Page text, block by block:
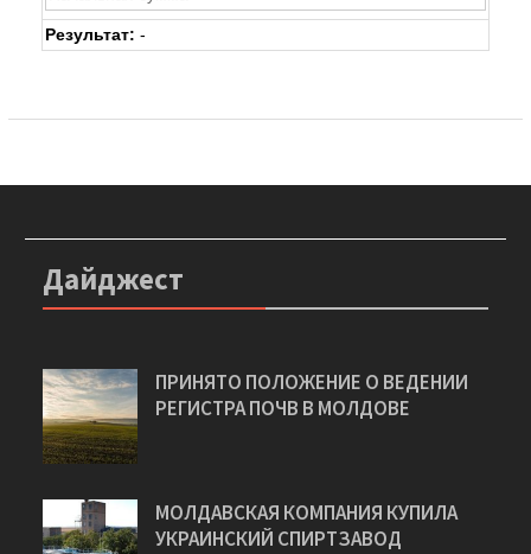
Результат: -
Дайджест
ПРИНЯТО ПОЛОЖЕНИЕ О ВЕДЕНИИ
РЕГИСТРА ПОЧВ В МОЛДОВЕ
МОЛДАВСКАЯ КОМПАНИЯ КУПИЛА
УКРАИНСКИЙ СПИРТЗАВОД